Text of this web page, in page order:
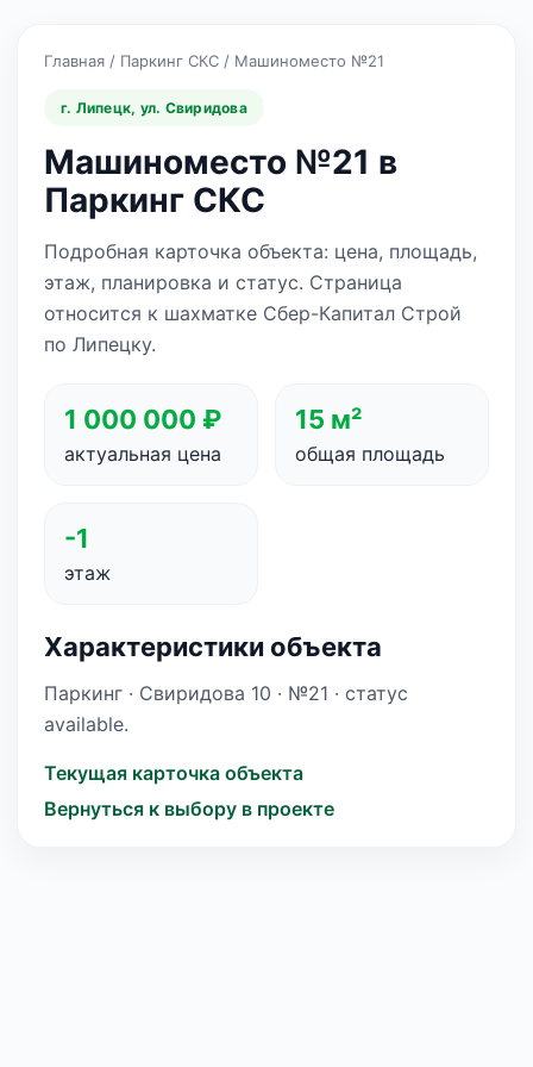
Главная / Паркинг СКС / Машиноместо №21
г. Липецк, ул. Свиридова
Машиноместо №21 в
Паркинг СКС
Подробная карточка объекта: цена, площадь,
этаж, планировка и статус. Страница
относится к шахматке Сбер-Капитал Строй
по Липецку.
1 000 000 ₽
актуальная цена
15 м²
общая площадь
-1
этаж
Характеристики объекта
Паркинг · Свиридова 10 · №21 · статус
available.
Текущая карточка объекта
Вернуться к выбору в проекте